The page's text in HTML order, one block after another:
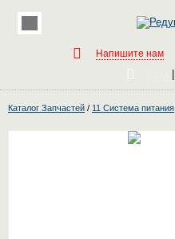
Напишите нам
Каталог Запчастей / 11 Система питания